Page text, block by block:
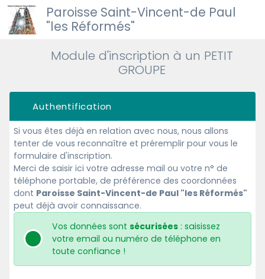
Paroisse Saint-Vincent-de Paul
"les Réformés"
Module d'inscription à un PETIT
GROUPE
Authentification
Si vous êtes déjà en relation avec nous, nous allons
tenter de vous reconnaître et préremplir pour vous le
formulaire d'inscription.
Merci de saisir ici votre adresse mail ou votre n° de
téléphone portable, de préférence des coordonnées
dont Paroisse Saint-Vincent-de Paul "les Réformés"
peut déjà avoir connaissance.
Vos données sontsécurisées : saisissez
votre email ou numéro de téléphone en
toute confiance !